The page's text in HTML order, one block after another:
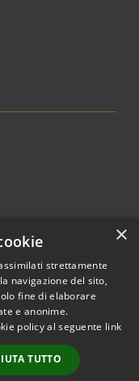
© 2026 • Comune di
Cene • Powered by
•
Accesso
redazione
×
strettamente
navigazione del sito,
fine di elaborare
e anonime.
policy al seguente link
TUTTO